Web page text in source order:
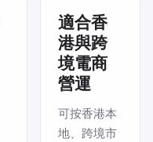
適合香
港與跨
境電商
營運
可按香港本
地、跨境市